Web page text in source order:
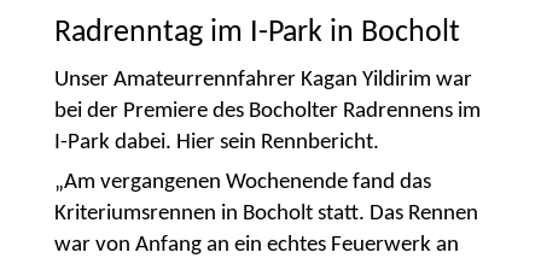
Radrenntag im I-Park in Bocholt
Unser Amateurrennfahrer Kagan Yildirim war
bei der Premiere des Bocholter Radrennens im
I-Park dabei. Hier sein Rennbericht.
„Am vergangenen Wochenende fand das
Kriteriumsrennen in Bocholt statt. Das Rennen
war von Anfang an ein echtes Feuerwerk an